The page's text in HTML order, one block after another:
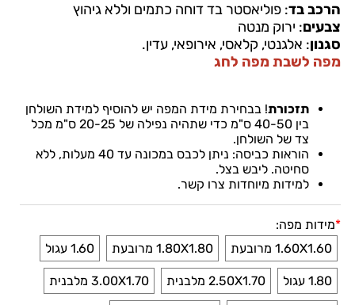
הרכב בד: פוליאסטר בד דוחה כתמים וללא גיהוץ
צבעים: ירוק מנטה
סגנון: אלגנטי, קלאסי, אירופאי, עדין.
מפה לשבת מפה לחג
תזכורת! בבחירת מידת המפה יש להוסיף למידת השולחן
בין 40-50
ס"מ כדי שתהיה נפילה של 20-25 ס"מ מכל
צד של השולחן.
הוראות כביסה: ניתן לכבס במכונה עד 40 מעלות, ללא
סחיטה. ליבש בצל.
למידות מיוחדות צרו קשר.
*מידות מפה:
1.60X1.60 מרובעת
1.80X1.80 מרובעת 1.60 עגול
1.80 עגול 2.50X1.70 מלבנית 3.00X1.70 מלבנית